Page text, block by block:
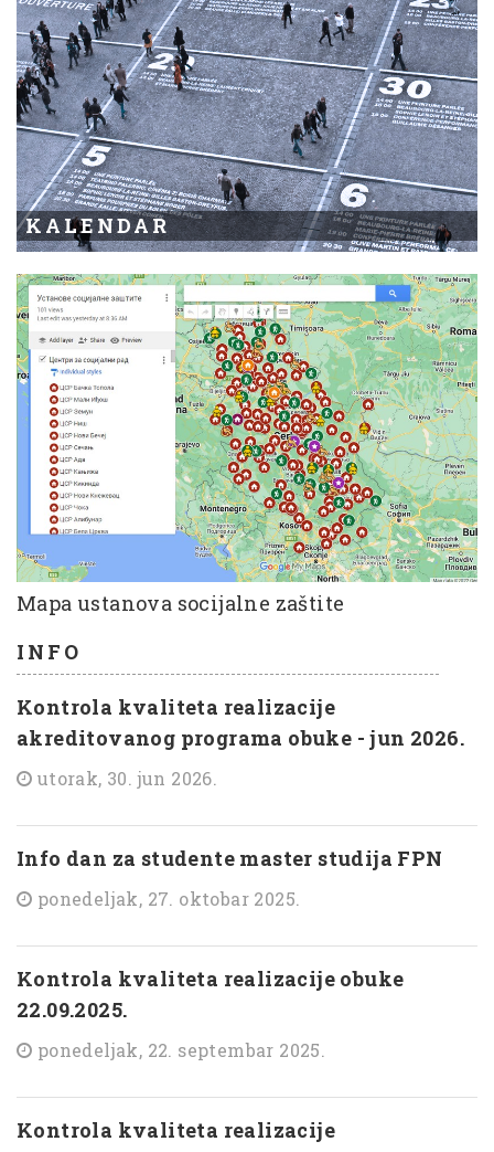
KALENDAR
Mapa ustanova socijalne zaštite
INFO
Kontrola kvaliteta realizacije
akreditovanog programa obuke - jun 2026.
utorak, 30. jun 2026.
Info dan za studente master studija FPN
ponedeljak, 27. oktobar 2025.
Kontrola kvaliteta realizacije obuke
22.09.2025.
ponedeljak, 22. septembar 2025.
Kontrola kvaliteta realizacije